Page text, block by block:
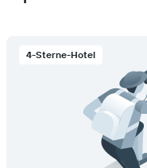
4-Sterne-Hotel